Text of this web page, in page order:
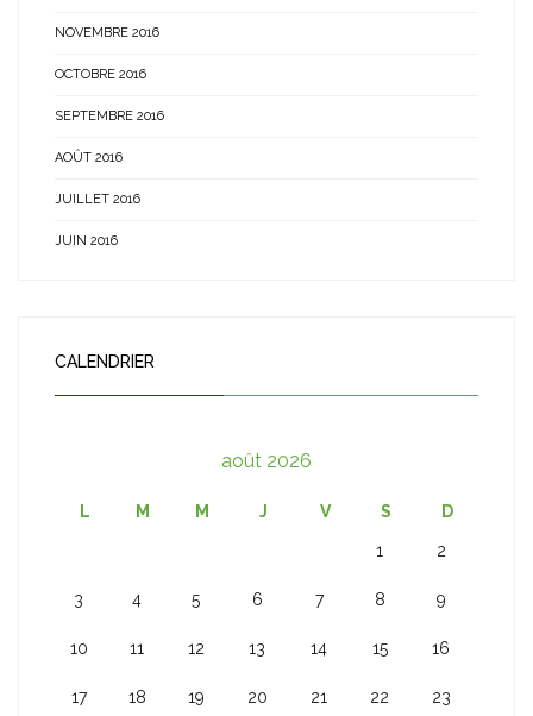
NOVEMBRE 2016
OCTOBRE 2016
SEPTEMBRE 2016
AOÛT 2016
JUILLET 2016
JUIN 2016
CALENDRIER
août 2026
L M M J V S D
1 2
3 4 5 6 7 8 9
10 11 12 13 14 15 16
17 18 19 20 21 22 23